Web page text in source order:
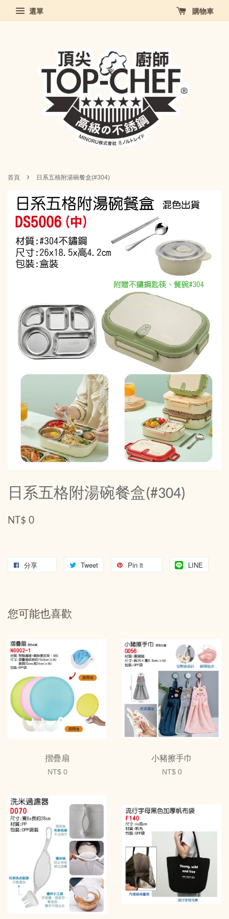
選單 購物車
首頁 › 日系五格附湯碗餐盒(#304)
日系五格附湯碗餐盒(#304)
NT$ 0
分享 Tweet Pin it LINE
您可能也喜歡
摺疊扇
NT$ 0
小豬擦手巾
NT$ 0